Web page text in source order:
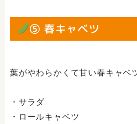
⑤ 春キャベツ
葉がやわらかくて甘い春キャベ
・サラダ
・ロールキャベツ